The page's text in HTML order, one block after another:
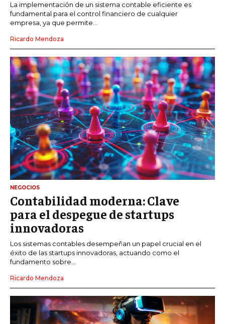
La implementación de un sistema contable eficiente es
fundamental para el control financiero de cualquier
empresa, ya que permite...
Ricardo Mendoza
NEGOCIOS
Contabilidad moderna: Clave
para el despegue de startups
innovadoras
Los sistemas contables desempeñan un papel crucial en el
éxito de las startups innovadoras, actuando como el
fundamento sobre...
Ricardo Mendoza